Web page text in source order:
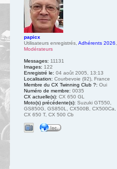
papicx
Utilisateurs enregistrés, Adhérents 2026,
Modérateurs
Messages: 11131
Images: 122
Enregistré le: 04 août 2005, 13:13
Localisation: Courbevoie (92), France
Membre du CX Twinning Club ?: Oui
Numéro de membre: 0035
CX actuelle(s): CX 650 GL
Moto(s) précédente(s): Suzuki GT550,
GS850G, GS850L, CX500B, CX500Ca,
CX 650 T, CX 500 Cb